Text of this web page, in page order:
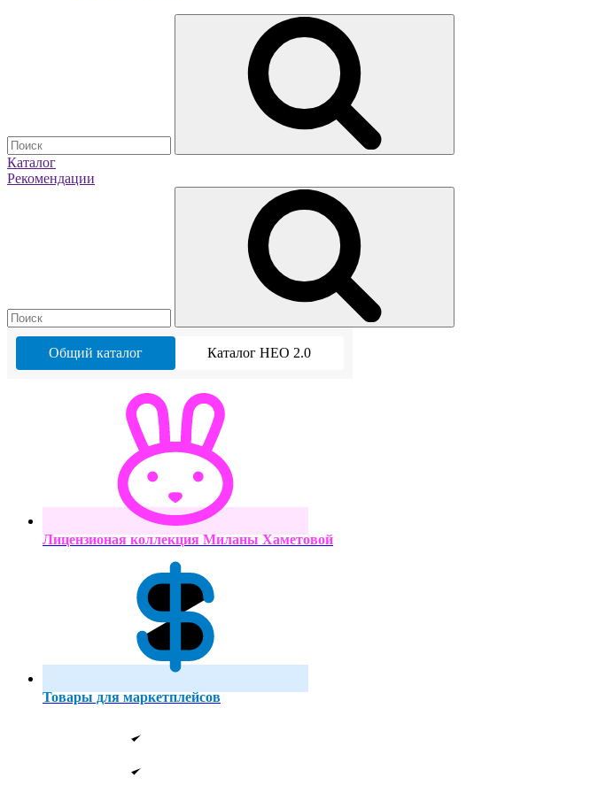
Каталог
Рекомендации
Общий каталог Каталог НЕО 2.0
Лицензионая коллекция Миланы Хаметовой
Товары для маркетплейсов